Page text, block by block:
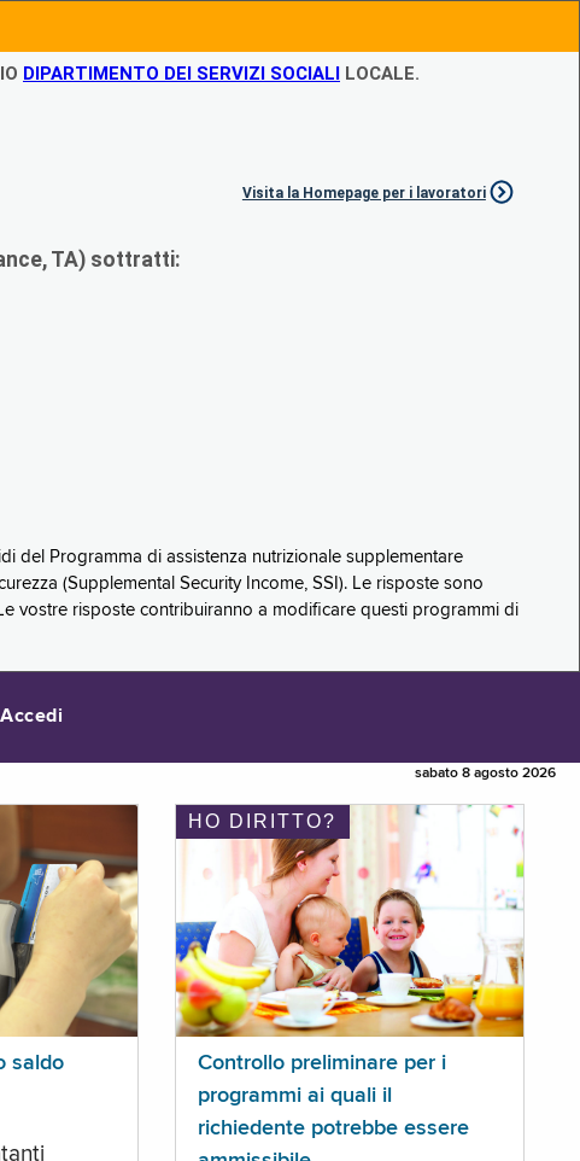
DIPARTIMENTO DEI SERVIZI SOCIALI LOCALE.
Visita la Homepage per i lavoratori
TA) sottratti:
del Programma di assistenza nutrizionale supplementare
(Supplemental Security Income, SSI). Le risposte sono
vostre risposte contribuiranno a modificare questi programmi di
Accedi
sabato 8 agosto 2026
saldo
HO DIRITTO?
Controllo preliminare per i
programmi ai quali il
richiedente potrebbe essere